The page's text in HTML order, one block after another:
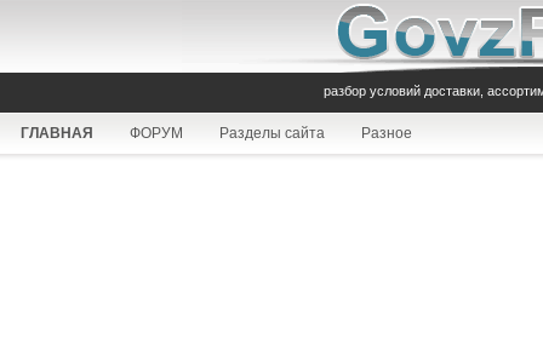
разбор условий доставки,
ГЛАВНАЯ ФОРУМ Разделы сайта Разное